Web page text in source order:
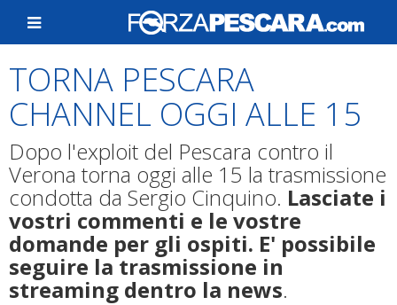
TORNA PESCARA
CHANNEL OGGI ALLE 15
Dopo l'exploit del Pescara contro il
Verona torna oggi alle 15 la trasmissione
condotta da Sergio Cinquino. Lasciate i
vostri commenti e le vostre
domande per gli ospiti. E' possibile
seguire la trasmissione in
streaming dentro la news.